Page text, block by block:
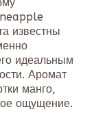
известны
идеальным
Аромат
манго,
ощущение.